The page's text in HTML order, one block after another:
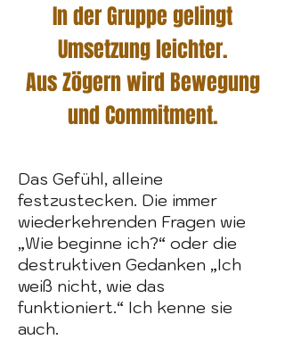
In der Gruppe gelingt
Umsetzung leichter.
Aus Zögern wird Bewegung
und Commitment.
Das Gefühl, alleine
festzustecken. Die immer
wiederkehrenden Fragen wie
„Wie beginne ich?“ oder die
destruktiven Gedanken „Ich
weiß nicht, wie das
funktioniert.“ Ich kenne sie
auch.